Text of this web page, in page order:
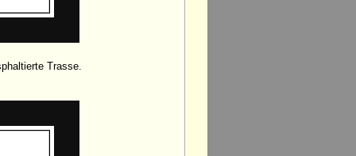
Trasse.